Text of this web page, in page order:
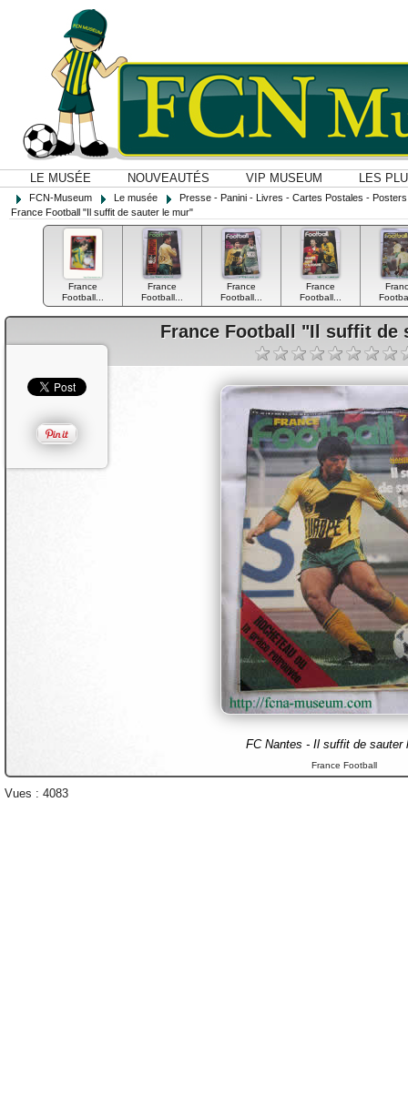
LE MUSÉE NOUVEAUTÉS VIP MUSEUM LES
FCN-Museum Le musée
Presse - Panini - Livres - Cartes Postales -
France Football "Il suffit de sauter le mur"
France
Football...
France
Football...
France
Football...
France
Football...
France Football "Il suffit de
FC Nantes - Il suffit de sauter
France Football
Vues : 4083